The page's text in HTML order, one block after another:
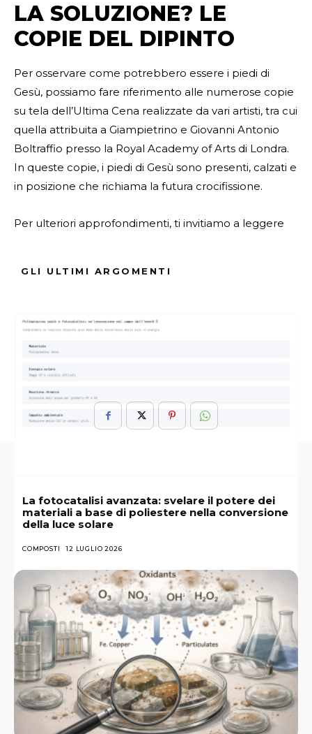
LA SOLUZIONE? LE
COPIE DEL DIPINTO
Per osservare come potrebbero essere i piedi di
Gesù, possiamo fare riferimento alle numerose copie
su tela dell’Ultima Cena realizzate da vari artisti, tra cui
quella attribuita a Giampietrino e Giovanni Antonio
Boltraffio presso la Royal Academy of Arts di Londra.
In queste copie, i piedi di Gesù sono presenti, calzati e
in posizione che richiama la futura crocifissione.
Per ulteriori approfondimenti, ti invitiamo a leggere
ARGOMENTI : Capolavoro
Mancanti
Prospettiva
GLI ULTIMI ARGOMENTI
La fotocatalisi avanzata: svelare il potere dei
materiali a base di poliestere nella conversione
della luce solare
COMPOSTI 12 LUGLIO 2026